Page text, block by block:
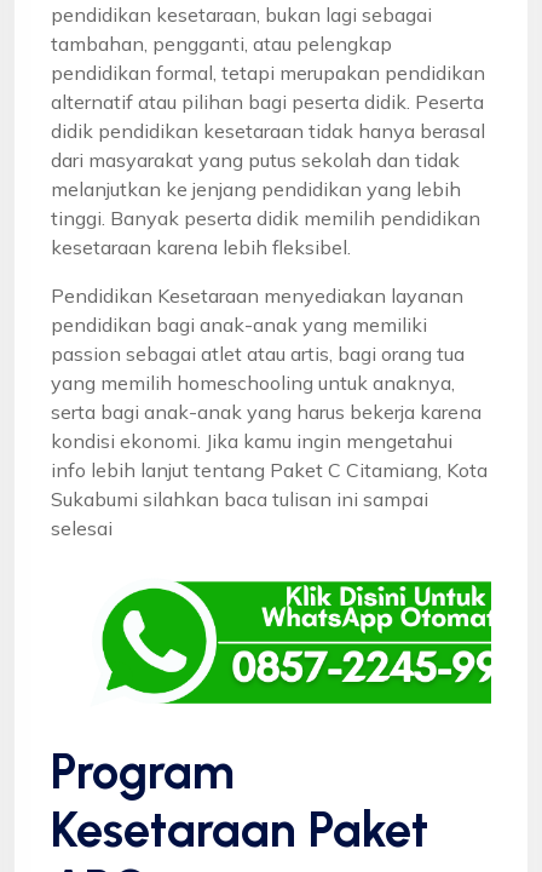
pendidikan kesetaraan, bukan lagi sebagai
tambahan, pengganti, atau pelengkap
pendidikan formal, tetapi merupakan pendidikan
alternatif atau pilihan bagi peserta didik. Peserta
didik pendidikan kesetaraan tidak hanya berasal
dari masyarakat yang putus sekolah dan tidak
melanjutkan ke jenjang pendidikan yang lebih
tinggi. Banyak peserta didik memilih pendidikan
kesetaraan karena lebih fleksibel.
Pendidikan Kesetaraan menyediakan layanan
pendidikan bagi anak-anak yang memiliki
passion sebagai atlet atau artis, bagi orang tua
yang memilih homeschooling untuk anaknya,
serta bagi anak-anak yang harus bekerja karena
kondisi ekonomi. Jika kamu ingin mengetahui
info lebih lanjut tentang Paket C Citamiang, Kota
Sukabumi silahkan baca tulisan ini sampai
selesai
Program
Kesetaraan Paket